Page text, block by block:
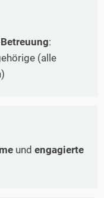
:
(alle
und engagierte